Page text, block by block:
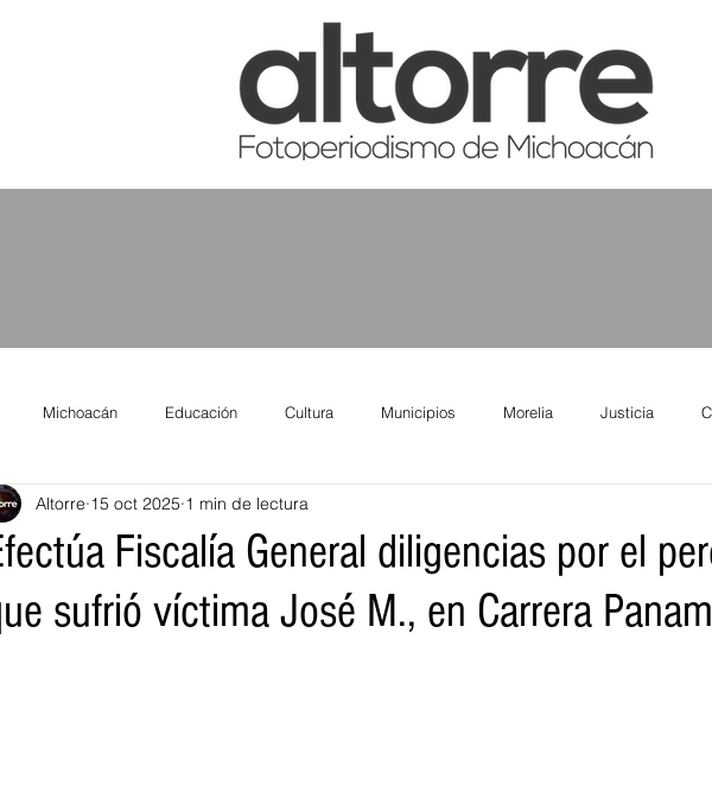
Michoacán Educación Cultura Municipios Morelia Justicia
Columnistas Salud
Segob Sedeco Turismo Sader DIF Mujeres Scop
Fiscalía General diligencias por el
sufrió víctima José M., en Carrera
Altorre 15 oct 2025 1 min de lectura